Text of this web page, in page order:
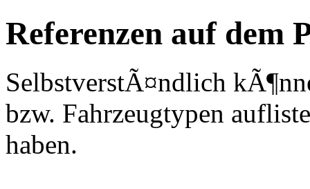
Referenzen auf dem
SelbstverstÃ¤ndlich
bzw. Fahrzeugtypen
haben.